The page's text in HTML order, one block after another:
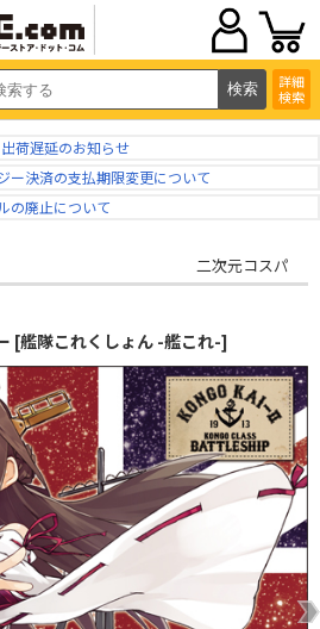
詳細
検索
荷遅延のお知らせ
ー決済の支払期限変更について
の廃止について
二次元コスパ
[艦隊これくしょん -艦これ-]